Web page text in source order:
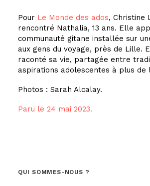
Pour Le Monde des ados, Christine
rencontré Nathalia, 13 ans. Elle
communauté gitane installée sur
aux gens du voyage, près de Lille.
raconté sa vie, partagée entre
aspirations adolescentes à plus de
Photos : Sarah Alcalay.
Paru le 24 mai 2023.
QUI SOMMES-NOUS ?